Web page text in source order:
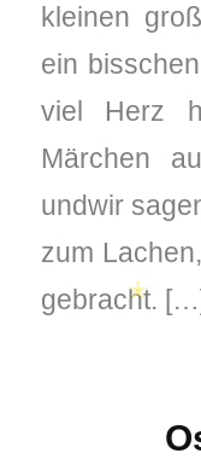
kleinen
ein
viel Herz
Märchen
undwir
zum
gebracht.